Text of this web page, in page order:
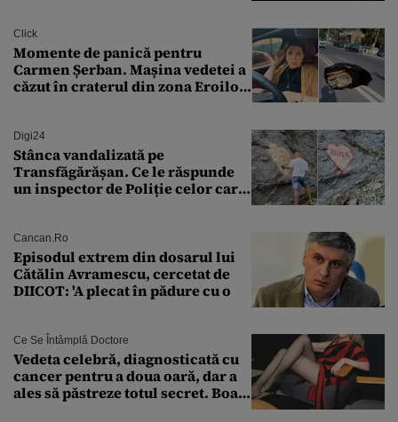
Click
Momente de panică pentru
Carmen Șerban. Mașina vedetei a
căzut în craterul din zona Eroilor:
Digi24
Stânca vandalizată pe
Transfăgărășan. Ce le răspunde
un inspector de Poliție celor care
Cancan.ro
Episodul extrem din dosarul lui
Cătălin Avramescu, cercetat de
DIICOT: 'A plecat în pădure cu o
Ce Se Întâmplă Doctore
Vedeta celebră, diagnosticată cu
cancer pentru a doua oară, dar a
ales să păstreze totul secret. Boala